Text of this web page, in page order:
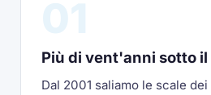
Più di vent'anni sotto il
Dal 2001 saliamo le scale